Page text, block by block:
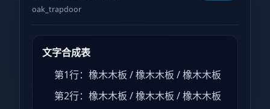
oak_trapdoor
文字合成表
第1行：橡木木板 / 橡木木板 / 橡木木板
第2行：橡木木板 / 橡木木板 / 橡木木板